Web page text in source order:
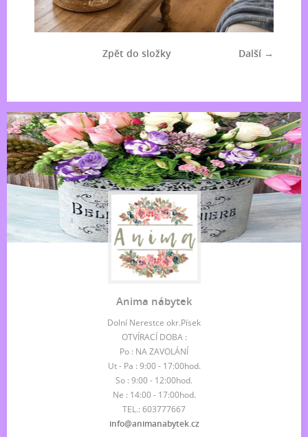
Další →
Zpět do složky
Anima nábytek
Dolní Nerestce okr.Písek
OTVÍRACÍ DOBA :
Po : NA ZAVOLÁNÍ
Ut - Pa : 9:00 - 17:00hod.
So : 9:00 - 12:00hod.
Ne : 14:00 - 17:00hod.
TEL.: 603777667
info@animanabytek.cz